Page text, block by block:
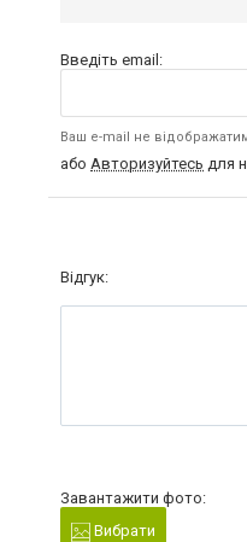
Введіть email:
Ваш e-mail не
або Авторизуйтесь для
Відгук:
Завантажити фото:
Вибрати